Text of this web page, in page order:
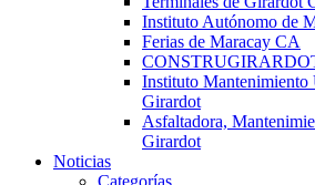
Instituto Autónomo de
Ferias de Maracay CA
Instituto
Girardot
Asfaltadora,
Girardot
Noticias
Categorías